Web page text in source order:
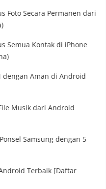
Foto Secara Permanen dari
Semua Kontak di iPhone
dengan Aman di Android
Musik dari Android
Samsung dengan 5
Terbaik [Daftar